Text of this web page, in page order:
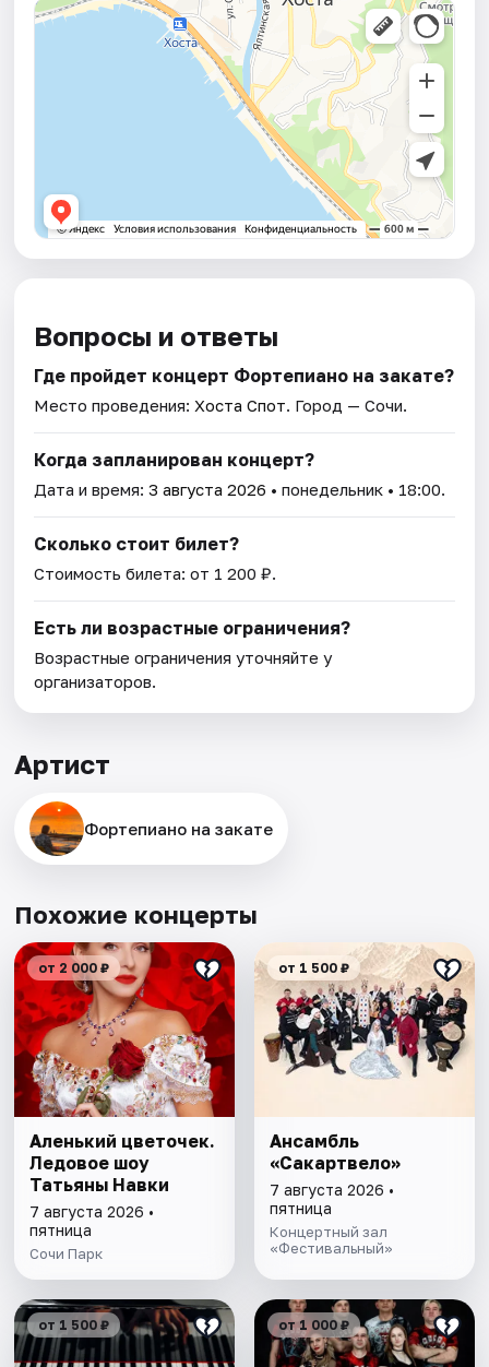
Вопросы и ответы
Где пройдет концерт Фортепиано на закате?
Место проведения:Хоста Спот. Город — Сочи.
Когда запланирован концерт?
Дата и время:3 августа 2026 • понедельник • 18:00.
Сколько стоит билет?
Стоимость билета: от 1 200 ₽.
Есть ли возрастные ограничения?
Возрастные ограничения уточняйте у
организаторов.
Артист
Фортепиано на закате
Похожие концерты
от 2 000 ₽
Аленький цветочек.
Ледовое шоу
Татьяны Навки
7 августа 2026 •
пятница
Сочи Парк
от 1 500 ₽
Ансамбль
«Сакартвело»
7 августа 2026 •
пятница
Концертный зал
«Фестивальный»
от 1 500 ₽ от 1 000 ₽